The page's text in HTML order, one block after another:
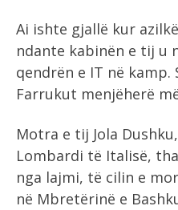
Ai ishte gjallë kur
ndante kabinën e tij u
qendrën e IT në
Farrukut menjëherë
Motra e tij Jola
Lombardi të Italisë,
nga lajmi, të cilin e
në Mbretërinë e